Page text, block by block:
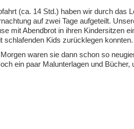
(ca. 14 Std.) haben wir durch das
auf zwei Tage aufgeteilt.
mit Abendbrot in ihren Kindersitzen
schlafenden Kids zurücklegen konnten.
waren sie dann schon so
ein paar Malunterlagen und